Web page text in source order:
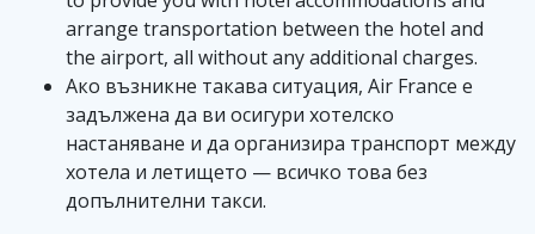
arrange transportation between the hotel and
the airport, all without any additional charges.
Ако възникне такава ситуация, Air France е
задължена да ви осигури хотелско
настаняване и да организира транспорт между
хотела и летището — всичко това без
допълнителни такси.